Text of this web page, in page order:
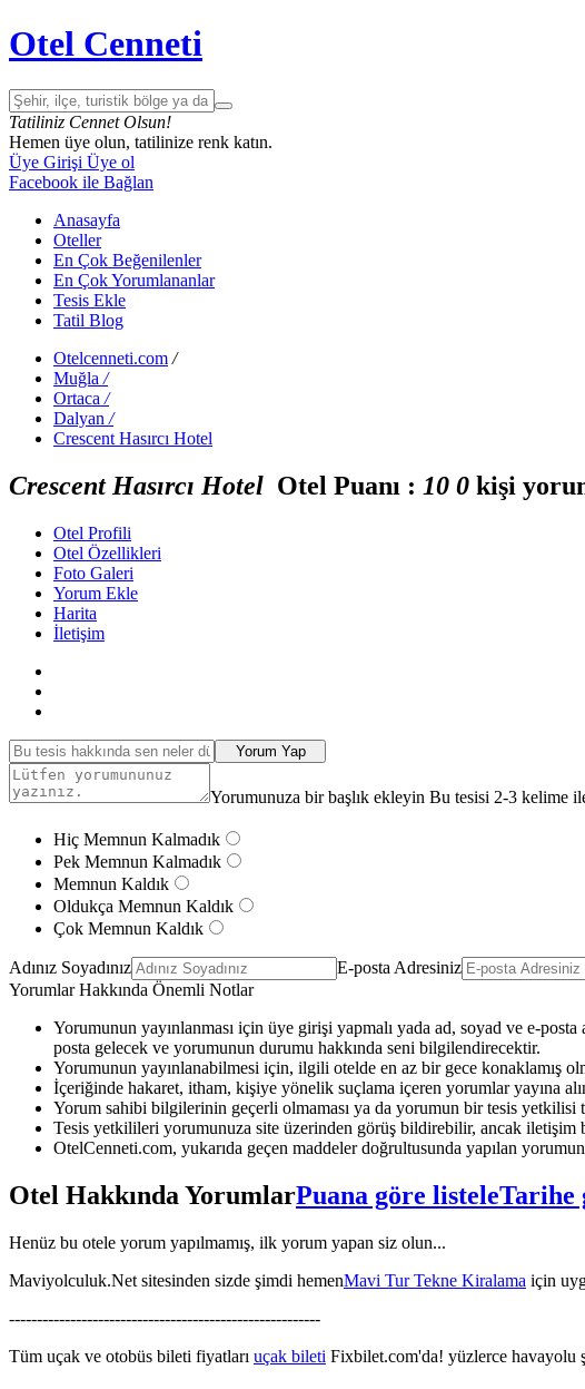
Otel Cenneti
Tatiliniz Cennet Olsun!
Hemen üye olun, tatilinize renk katın.
Üye Girişi Üye ol
Facebook ile Bağlan
Anasayfa
Oteller
En Çok Beğenilenler
En Çok Yorumlananlar
Tesis Ekle
Tatil Blog
Otelcenneti.com /
Muğla /
Ortaca /
Dalyan /
Crescent Hasırcı Hotel
Crescent Hasırcı Hotel Otel Puanı : 10 0 kişi
Otel Profili
Otel Özellikleri
Foto Galeri
Yorum Ekle
Harita
İletişim
Yorum Yap
Yorumunuza bir başlık ekleyin Bu tesisi 2-3 kelime
Hiç Memnun Kalmadık
Pek Memnun Kalmadık
Memnun Kaldık
Oldukça Memnun Kaldık
Çok Memnun Kaldık
Adınız Soyadınız E-posta Adresiniz
Yorumlar Hakkında Önemli Notlar
Yorumunun yayınlanması için üye girişi yapmalı yada ad, soyad ve e-
posta gelecek ve yorumunun durumu hakkında seni bilgilendirecektir.
Yorumunun yayınlanabilmesi için, ilgili otelde en az bir gece konaklamış
İçeriğinde hakaret, itham, kişiye yönelik suçlama içeren yorumlar yayına
Yorum sahibi bilgilerinin geçerli olmaması ya da yorumun bir tesis yetkilisi
Tesis yetkilileri yorumunuza site üzerinden görüş bildirebilir, ancak iletişim
OtelCenneti.com, yukarıda geçen maddeler doğrultusunda yapılan yorumun
Otel Hakkında YorumlarPuana göre listeleTarihe
Henüz bu otele yorum yapılmamış, ilk yorum yapan siz olun...
Maviyolculuk.Net sitesinden sizde şimdi hemenMavi Tur Tekne Kiralama için
--------------------------------------------------------
Tüm uçak ve otobüs bileti fiyatları uçak bileti Fixbilet.com'da! yüzlerce havayolu